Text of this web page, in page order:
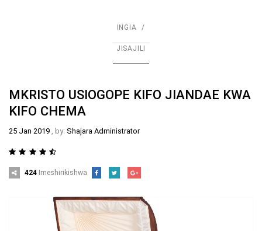
INGIA
JISAJILI
MKRISTO USIOGOPE KIFO JIANDAE KWA
KIFO CHEMA
25 Jan 2019 , by: Shajara Administrator
424 Imeshirikishwa